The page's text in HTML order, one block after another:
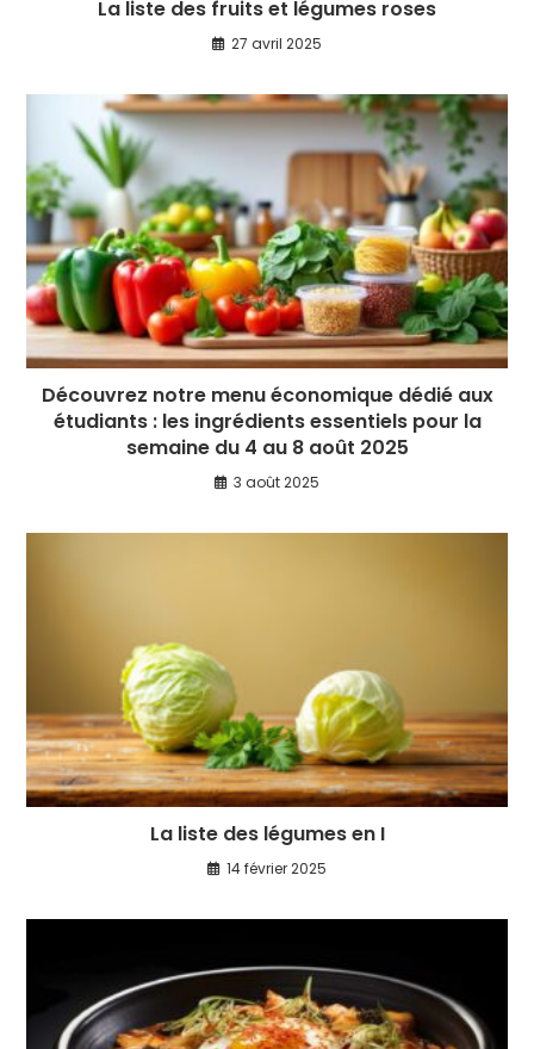
La liste des fruits et légumes roses
27 avril 2025
Découvrez notre menu économique dédié aux
étudiants : les ingrédients essentiels pour la
semaine du 4 au 8 août 2025
3 août 2025
La liste des légumes en I
14 février 2025